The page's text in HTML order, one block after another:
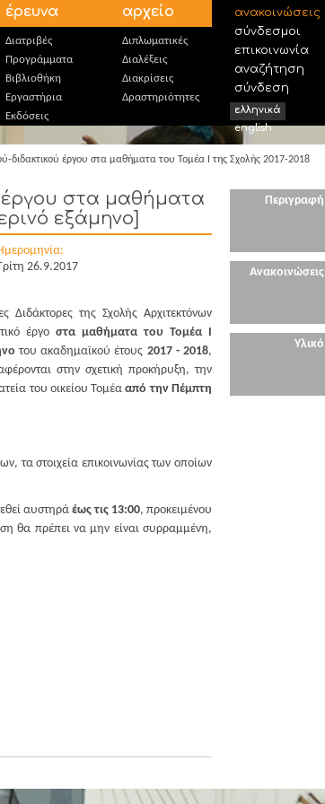
έρευνα
Διατριβές
Προγράμματα
Βιβλιοθήκη
Εργαστήρια
Εκδόσεις
αρχείο
Διπλωματικές
Διαλέξεις
Διακρίσεις
Δραστηριότητες
ανακοινώσεις
σύνδεσμοι
επικοινωνία
αναζήτηση
σύνδεση
ελληνικά
english
διδακτικού έργου στα μαθήματα του Τομέα I της Σχολής 2017-2018
έργου στα μαθήματα
εξάμηνο]
26.9.2017
της Σχολής Αρχιτεκτόνων
έργοστα μαθήματα του Τομέα I
του ακαδημαϊκού έτους 2017 - 2018,
στην σχετική προκήρυξη, την
του οικείου Τομέααπό την Πέμπτη
τα στοιχεία επικοινωνίας των οποίων
αυστηρά έως τις 13:00, προκειμένου
θα πρέπει να μην είναι συρραμμένη,
Περιγραφή
Ανακοινώσεις
Υλικό